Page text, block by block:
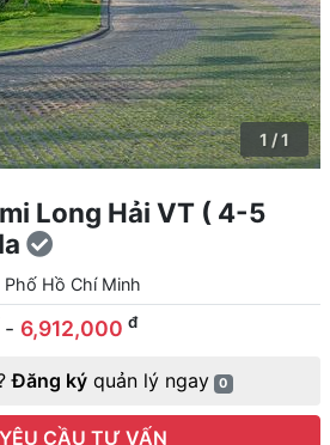
1 / 1
Long Hải VT ( 4-5
Hồ Chí Minh
- 6,912,000 đ
Đăng ký quản lý ngay 0
CẦU TƯ VẤN